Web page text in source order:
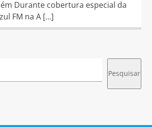
Durante cobertura especial da
FM na A […]
Pesquisar